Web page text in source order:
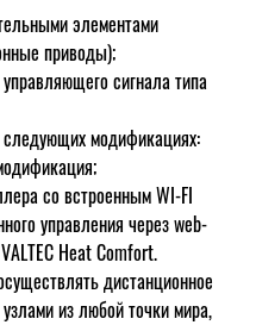
элементами
приводы);
сигнала типа
следующих модификациях:
со встроенным WI-FI
управления через web-
Heat Comfort.
дистанционное
из любой точки мира,